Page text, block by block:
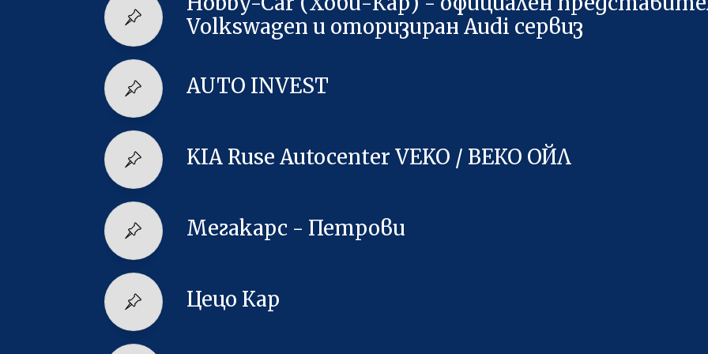
Volkswagen и оторизиран Audi сервиз
AUTO INVEST
KIA Ruse Autocenter VEKO / ВЕКО ОЙЛ
Мегакарс - Петрови
Цецо Кар